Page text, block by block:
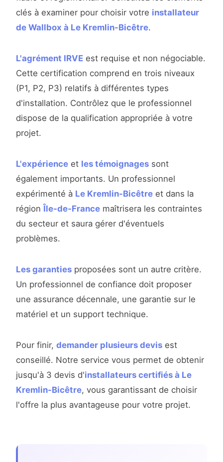
clés à examiner pour choisir votre installateur
de Wallbox à Le Kremlin-Bicêtre.
L'agrément IRVE est requise et non négociable.
Cette certification comprend en trois niveaux
(P1, P2, P3) relatifs à différentes types
d'installation. Contrôlez que le professionnel
dispose de la qualification appropriée à votre
projet.
L'expérience et les témoignages sont
également importants. Un professionnel
expérimenté à Le Kremlin-Bicêtre et dans la
région Île-de-France maîtrisera les contraintes
du secteur et saura gérer d'éventuels
problèmes.
Les garanties proposées sont un autre critère.
Un professionnel de confiance doit proposer
une assurance décennale, une garantie sur le
matériel et un support technique.
Pour finir, demander plusieurs devis est
conseillé. Notre service vous permet de obtenir
jusqu'à 3 devis d'installateurs certifiés à Le
Kremlin-Bicêtre, vous garantissant de choisir
l'offre la plus avantageuse pour votre projet.